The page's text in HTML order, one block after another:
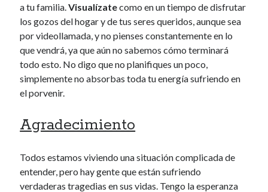
a tu familia.Visualízatecomo en un tiempo de disfrutar
los gozos del hogar y de tus seres queridos, aunque sea
por videollamada, y no pienses constantemente en lo
que vendrá, ya que aún no sabemos cómo terminará
todo esto. No digo que no planifiques un poco,
simplemente no absorbas toda tu energía sufriendo en
el porvenir.
Agradecimiento
Todos estamos viviendo una situación complicada de
entender, pero hay gente que están sufriendo
verdaderas tragedias en sus vidas. Tengo la esperanza